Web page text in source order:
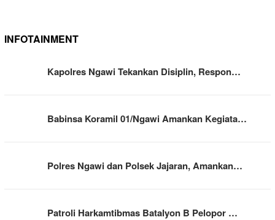
INFOTAINMENT
Kapolres Ngawi Tekankan Disiplin, Respon…
Babinsa Koramil 01/Ngawi Amankan Kegiata…
Polres Ngawi dan Polsek Jajaran, Amankan…
Patroli Harkamtibmas Batalyon B Pelopor …